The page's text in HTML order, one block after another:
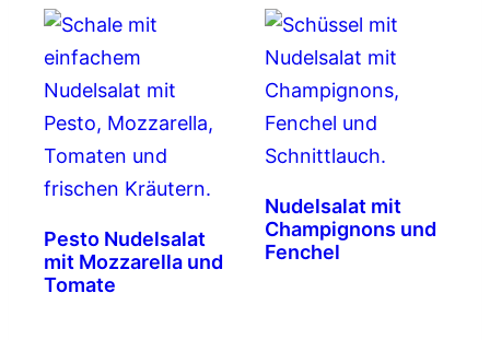
Pesto Nudelsalat
mit Mozzarella und
Tomate
Nudelsalat mit
Champignons und
Fenchel